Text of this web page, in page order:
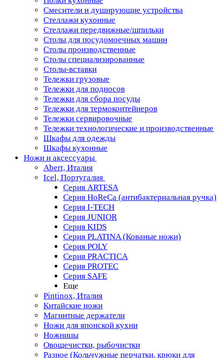
Смесители и душирующие устройства
Стеллажи кухонные
Стеллажи передвижные/шпильки
Столы для посудомоечных машин
Столы производственные
Столы специализированные
Столы-вставки
Тележки грузовые
Тележки для подносов
Тележки для сбора посуды
Тележки для термоконтейнеров
Тележки сервировочные
Тележки технологические и производственные
Шкафы для одежды
Шкафы кухонные
Ножи и аксессуары
Abert, Италия
Icel, Португалия
Серия ARTESA
Серия HoReCa (антибактериальная ручка)
Серия I-TECH
Серия JUNIOR
Серия KIDS
Серия PLATINA (Кованые ножи)
Серия POLY
Серия PRACTICA
Серия PROTEC
Серия SAFE
Еще
Pintinox, Италия
Китайские ножи
Магнитные держатели
Ножи для японской кухни
Ножницы
Овощечистки, рыбочистки
Разное (Кольчужные перчатки, крюки для